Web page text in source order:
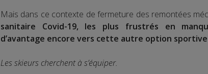
Mais dans ce contexte de fermeture des remontées
sanitaire Covid-19, les plus frustrés en
d’avantage encore vers cette autre option
Les skieurs cherchent à s’équiper.